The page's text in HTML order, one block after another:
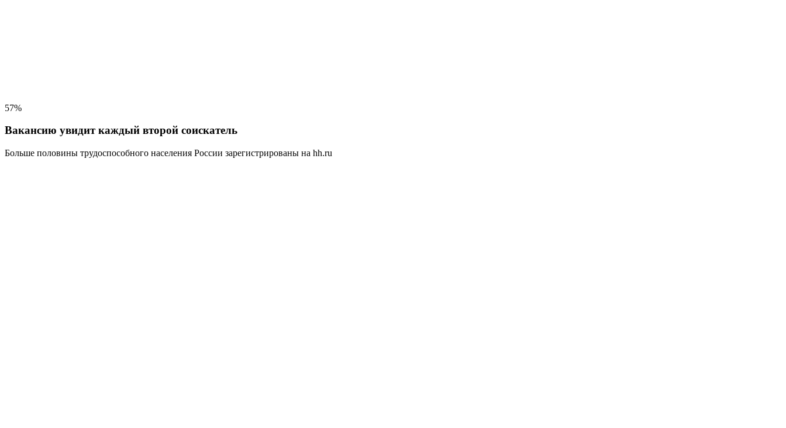
57%
Вакансию увидит каждый второй соискатель
Больше половины трудоспособного населения России зарегистрированы на hh.ru